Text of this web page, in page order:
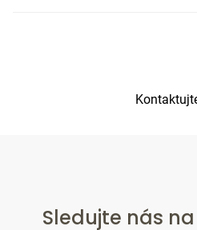
Sledujte nás